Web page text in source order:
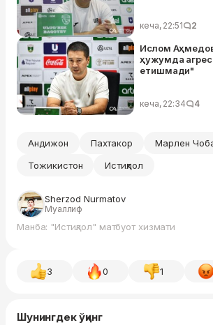
кеча, 22:51 2
Ислом
ҳужумда
етишмади"
кеча, 22:34 4
Андижон Пахтакор Марлен
Тожикистон
Истиқлол
Sherzod Nurmatov
Муаллиф
Манба: "Истиқлол" матбуот хизмати
3 0 1
Шунингдек ўқинг